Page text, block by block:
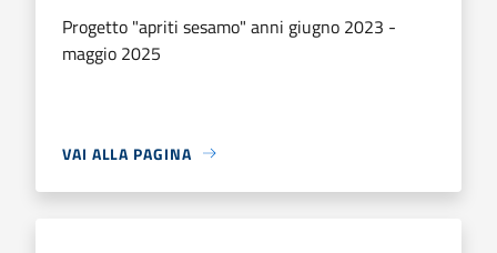
Progetto "apriti sesamo" anni giugno 2023 -
maggio 2025
VAI ALLA PAGINA